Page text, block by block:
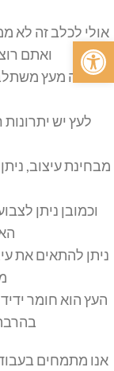
אולי לכלב זה לא
ואתם
מלונה מעץ
לעץ יש
מבחינת עיצוב,
וכמובן ניתן
ניתן להתאים את
העץ הוא חומר
אנו מתמחים
פתח סרגל נגישות